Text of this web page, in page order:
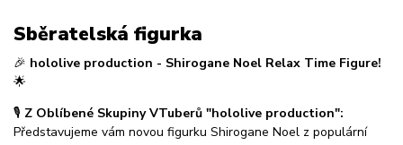
Sběratelská figurka
🎉 hololive production - Shirogane Noel Relax Time Figure!
🌟
🎙️ Z Oblíbené Skupiny VTuberů "hololive production":
Představujeme vám novou figurku Shirogane Noel z populární